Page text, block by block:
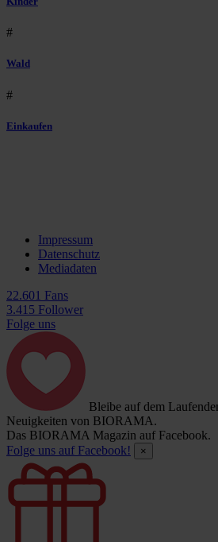
#
Wald
#
Einkaufen
Impressum
Datenschutz
Mediadaten
22.601 Fans
3.415 Follower
Folge uns
Bleibe auf dem
Neuigkeiten von BIORAMA.
Das BIORAMA Magazin auf Facebook.
Folge uns auf Facebook!
×